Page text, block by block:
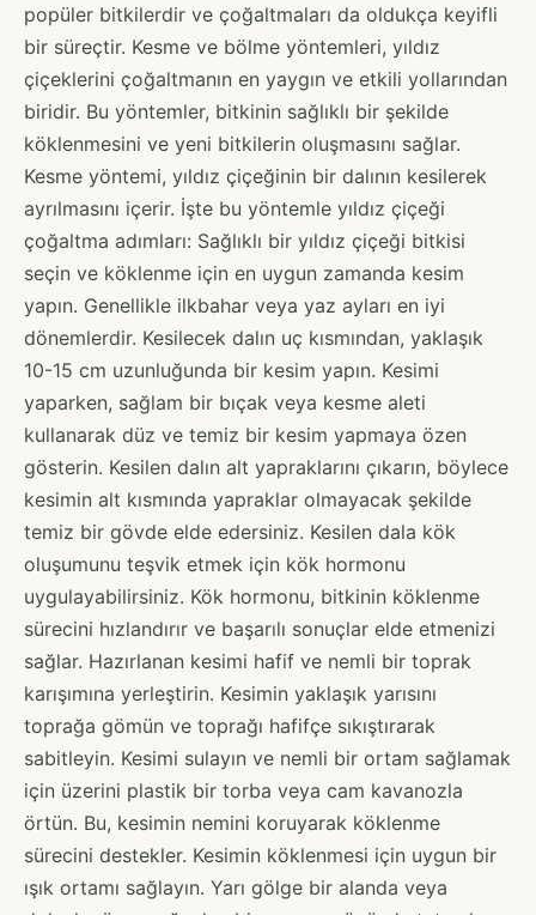
popüler bitkilerdir ve çoğaltmaları da oldukça keyifli
bir süreçtir. Kesme ve bölme yöntemleri, yıldız
çiçeklerini çoğaltmanın en yaygın ve etkili yollarından
biridir. Bu yöntemler, bitkinin sağlıklı bir şekilde
köklenmesini ve yeni bitkilerin oluşmasını sağlar.
Kesme yöntemi, yıldız çiçeğinin bir dalının kesilerek
ayrılmasını içerir. İşte bu yöntemle yıldız çiçeği
çoğaltma adımları: Sağlıklı bir yıldız çiçeği bitkisi
seçin ve köklenme için en uygun zamanda kesim
yapın. Genellikle ilkbahar veya yaz ayları en iyi
dönemlerdir. Kesilecek dalın uç kısmından, yaklaşık
10-15 cm uzunluğunda bir kesim yapın. Kesimi
yaparken, sağlam bir bıçak veya kesme aleti
kullanarak düz ve temiz bir kesim yapmaya özen
gösterin. Kesilen dalın alt yapraklarını çıkarın, böylece
kesimin alt kısmında yapraklar olmayacak şekilde
temiz bir gövde elde edersiniz. Kesilen dala kök
oluşumunu teşvik etmek için kök hormonu
uygulayabilirsiniz. Kök hormonu, bitkinin köklenme
sürecini hızlandırır ve başarılı sonuçlar elde etmenizi
sağlar. Hazırlanan kesimi hafif ve nemli bir toprak
karışımına yerleştirin. Kesimin yaklaşık yarısını
toprağa gömün ve toprağı hafifçe sıkıştırarak
sabitleyin. Kesimi sulayın ve nemli bir ortam sağlamak
için üzerini plastik bir torba veya cam kavanozla
örtün. Bu, kesimin nemini koruyarak köklenme
sürecini destekler. Kesimin köklenmesi için uygun bir
ışık ortamı sağlayın. Yarı gölge bir alanda veya